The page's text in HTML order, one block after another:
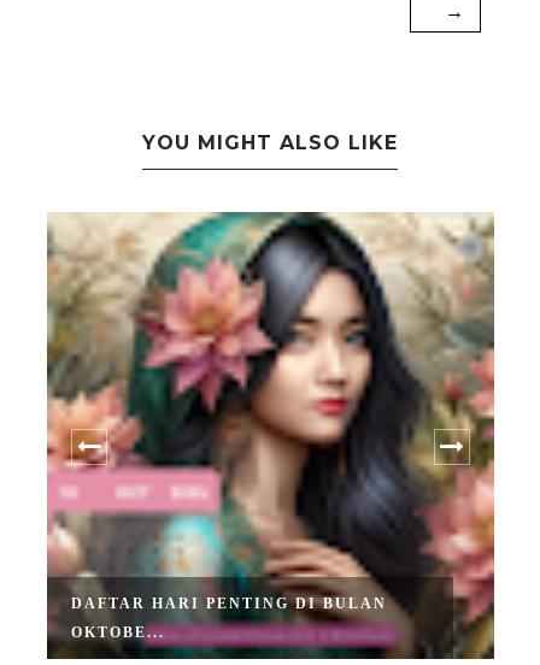
→
YOU MIGHT ALSO LIKE
DAFTAR HARI PENTING DI BULAN
OKTOBE...